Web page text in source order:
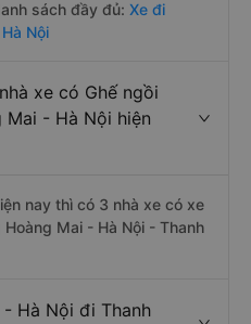
sách đầy đủ: Xe đi
Nội
xe có Ghế ngồi
- Hà Nội hiện
nay thì có 3 nhà xe có xe
Mai - Hà Nội - Thanh
Hà Nội đi Thanh